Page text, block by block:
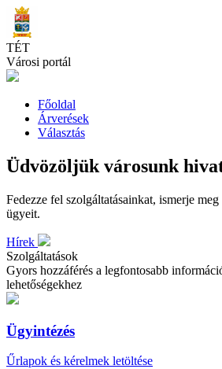
Skip
to
main
content
TÉT
Városi portál
Főoldal
Árverések
Választás
Üdvözöljük városunk
Fedezze fel szolgáltatásainkat, ismerje
ügyeit.
Hírek
Szolgáltatások
Gyors hozzáférés a legfontosabb
lehetőségekhez
Ügyintézés
Űrlapok és kérelmek letöltése